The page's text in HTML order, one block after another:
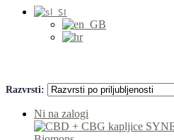
Razvrsti:
Ni na zalogi